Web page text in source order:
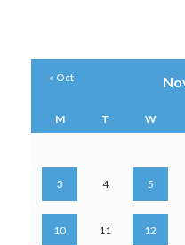
M T W
3 4 5
10 11 12
« Oct